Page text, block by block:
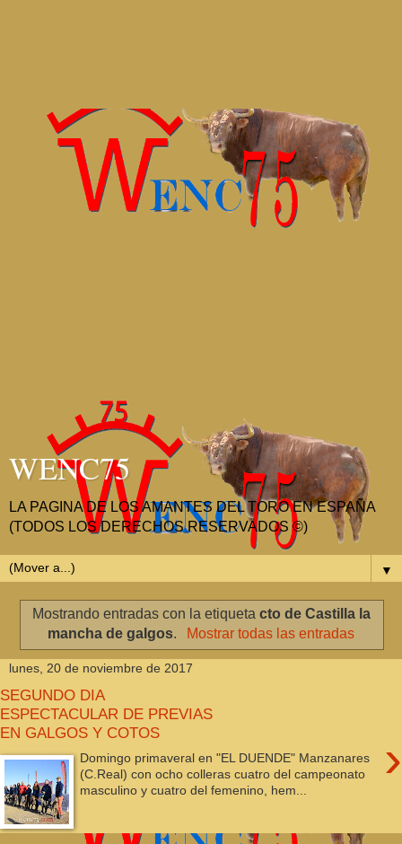
WENC75
LA PAGINA DE LOS AMANTES DEL TORO EN ESPAÑA
(TODOS LOS DERECHOS RESERVADOS ©)
▼
Mostrando entradas con la etiqueta cto de Castilla la
mancha de galgos. Mostrar todas las entradas
lunes, 20 de noviembre de 2017
SEGUNDO DIA
ESPECTACULAR DE PREVIAS
EN GALGOS Y COTOS
›
Domingo primaveral en "EL DUENDE" Manzanares
(C.Real) con ocho colleras cuatro del campeonato
masculino y cuatro del femenino, hem...